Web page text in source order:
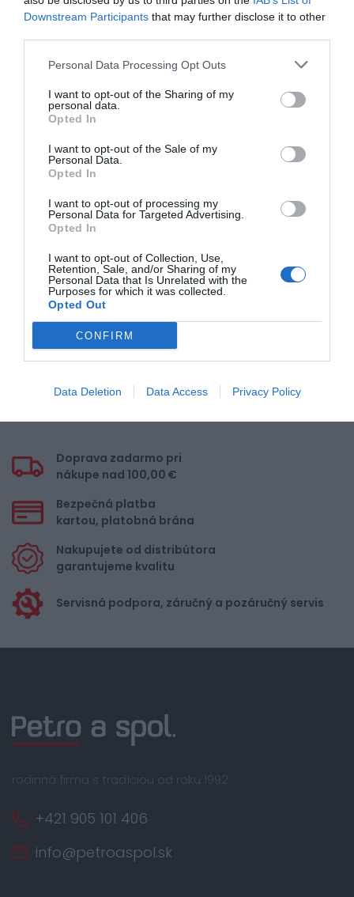
Downstream Participants that may further disclose it to other
Personal Data Processing Opt Outs
I want to opt-out of the Sharing of my
personal data.
Opted In
I want to opt-out of the Sale of my
Personal Data.
Opted In
I want to opt-out of processing my
Personal Data for Targeted Advertising.
Opted In
I want to opt-out of Collection, Use,
Retention, Sale, and/or Sharing of my
Personal Data that Is Unrelated with the
Purposes for which it was collected.
Opted Out
CONFIRM
Data Deletion Data Access Privacy Policy
0.0
0% zákazníkov odporúča produkt
Pre pridanie recenzie sa musíte
prihlásiť
Doprava zadarmo pri
nákupe nad 100,00 €
Bezpečná platba
kartou, platobná brána
Nakupujete od distribútora
garantujeme kvalitu
Servisná podpora, záručný a pozáručný servis
rodinná firma s tradíciou od roku 1992
+421 905 101 406
info@petroaspol.sk